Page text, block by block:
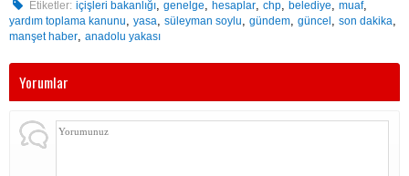
Etiketler: içişleri bakanlığı,genelge,hesaplar,chp,belediye,muaf,
yardım toplama kanunu, yasa, süleyman soylu, gündem, güncel , son dakika,
manşet haber, anadolu yakası
Yorumlar